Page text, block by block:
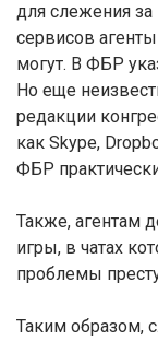
для слежения за
сервисов
могут. В ФБР
Но еще
редакции
как Skype,
ФБР
Также, агентам
игры, в чатах
проблемы
Таким образом,